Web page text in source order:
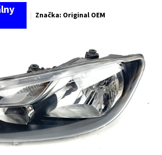
Značka: Original OEM